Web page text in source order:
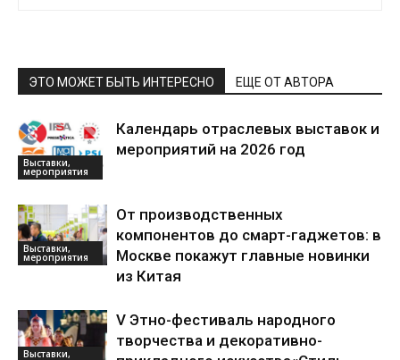
ЭТО МОЖЕТ БЫТЬ ИНТЕРЕСНО ЕЩЕ ОТ АВТОРА
Выставки,
мероприятия
Календарь отраслевых выставок и
мероприятий на 2026 год
Выставки,
мероприятия
От производственных
компонентов до смарт-гаджетов: в
Москве покажут главные новинки
из Китая
Выставки,
V Этно-фестиваль народного
творчества и декоративно-